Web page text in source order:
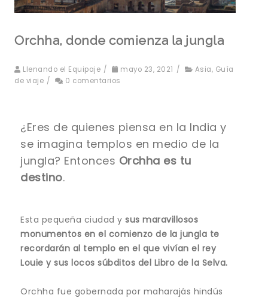
Orchha, donde comienza la jungla
Llenando el Equipaje / mayo 23, 2021 / Asia, Guía
de viaje / 0 comentarios
¿Eres de quienes piensa en la India y
se imagina templos en medio de la
jungla? Entonces Orchha es tu
destino.
Esta pequeña ciudad y sus maravillosos
monumentos en el comienzo de la jungla te
recordarán al templo en el que vivían el rey
Louie y sus locos súbditos del Libro de la Selva.
Orchha fue gobernada por maharajás hindús